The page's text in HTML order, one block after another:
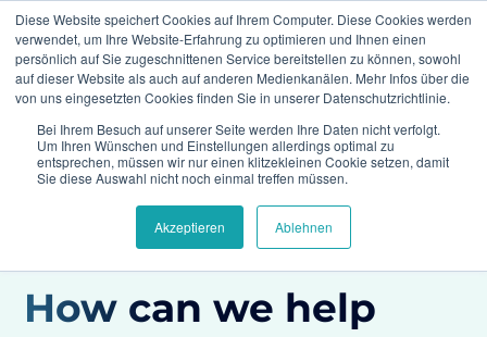
Diese Website speichert Cookies auf Ihrem Computer. Diese Cookies werden
verwendet, um Ihre Website-Erfahrung zu optimieren und Ihnen einen
persönlich auf Sie zugeschnittenen Service bereitstellen zu können, sowohl
auf dieser Website als auch auf anderen Medienkanälen. Mehr Infos über die
von uns eingesetzten Cookies finden Sie in unserer Datenschutzrichtlinie.
Bei Ihrem Besuch auf unserer Seite werden Ihre Daten nicht verfolgt.
Um Ihren Wünschen und Einstellungen allerdings optimal zu
entsprechen, müssen wir nur einen klitzekleinen Cookie setzen, damit
Sie diese Auswahl nicht noch einmal treffen müssen.
Akzeptieren Ablehnen
Home FAQs
What support does Climedo
provide for changes or user requests (e.g. access data
management)?
How can we help